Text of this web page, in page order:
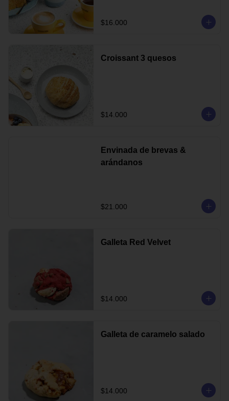
$16.000
Croissant 3 quesos
$14.000
Envinada de brevas &
arándanos
$21.000
Galleta Red Velvet
$14.000
Galleta de caramelo salado
$14.000